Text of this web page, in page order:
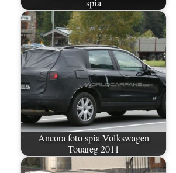
spia
Ancora foto spia Volkswagen
Touareg 2011